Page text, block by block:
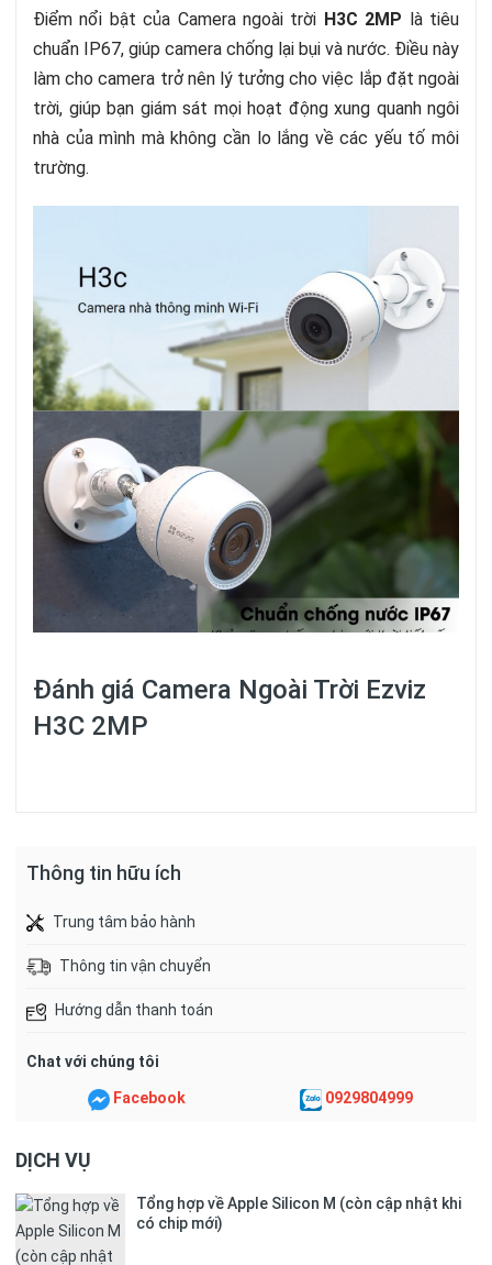
Điểm nổi bật của Camera ngoài trời H3C 2MP là tiêu
chuẩn IP67, giúp camera chống lại bụi và nước. Điều này
làm cho camera trở nên lý tưởng cho việc lắp đặt ngoài
trời, giúp bạn giám sát mọi hoạt động xung quanh ngôi
nhà của mình mà không cần lo lắng về các yếu tố môi
trường.
Đánh giá Camera Ngoài Trời Ezviz
H3C 2MP
Thông tin hữu ích
Trung tâm bảo hành
Thông tin vận chuyển
Hướng dẫn thanh toán
Chat với chúng tôi
Facebook 0929804999
DỊCH VỤ
Tổng hợp về Apple Silicon M (còn cập nhật khi
có chip mới)